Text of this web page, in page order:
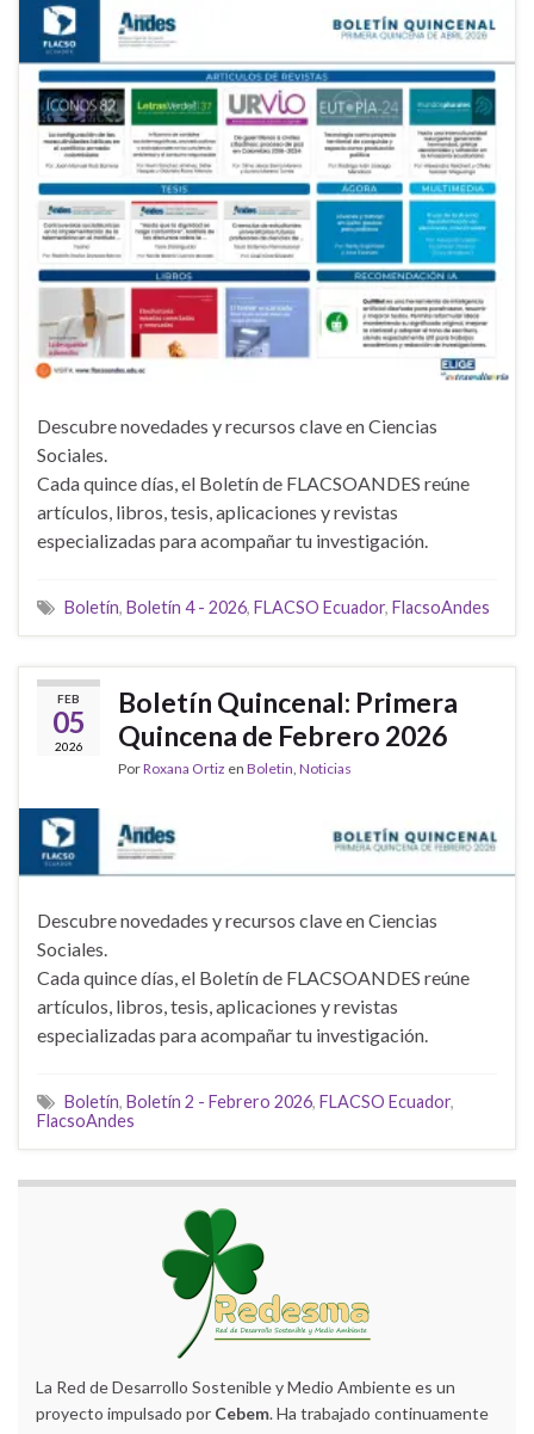
Descubre novedades y recursos clave en Ciencias
Sociales.
Cada quince días, el Boletín de FLACSOANDES reúne
artículos, libros, tesis, aplicaciones y revistas
especializadas para acompañar tu investigación.
Boletín, Boletín 4 - 2026, FLACSO Ecuador, FlacsoAndes
FEB
05
2026
Boletín Quincenal: Primera
Quincena de Febrero 2026
PorRoxana Ortiz en Boletin, Noticias
Descubre novedades y recursos clave en Ciencias
Sociales.
Cada quince días, el Boletín de FLACSOANDES reúne
artículos, libros, tesis, aplicaciones y revistas
especializadas para acompañar tu investigación.
Boletín, Boletín 2 - Febrero 2026, FLACSO Ecuador,
FlacsoAndes
La Red de Desarrollo Sostenible y Medio Ambiente es un
proyecto impulsado por Cebem. Ha trabajado continuamente